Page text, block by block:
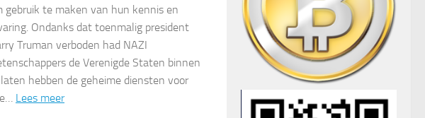
gebruik te maken van hun kennis en
Ondanks dat toenmalig president
Truman verboden had NAZI
de Verenigde Staten binnen
hebben de geheime diensten voor
Lees meer